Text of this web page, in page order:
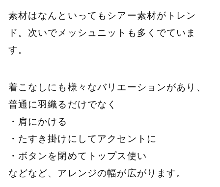
素材はなんといってもシアー素材がトレン
ド。次いでメッシュニットも多くでていま
す。
着こなしにも様々なバリエーションがあり、
普通に羽織るだけでなく
・肩にかける
・たすき掛けにしてアクセントに
・ボタンを閉めてトップス使い
などなど、アレンジの幅が広がります。